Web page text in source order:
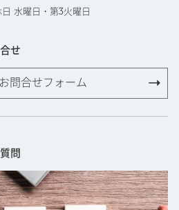
水曜日・第3火曜日
せ
問合せフォーム
問